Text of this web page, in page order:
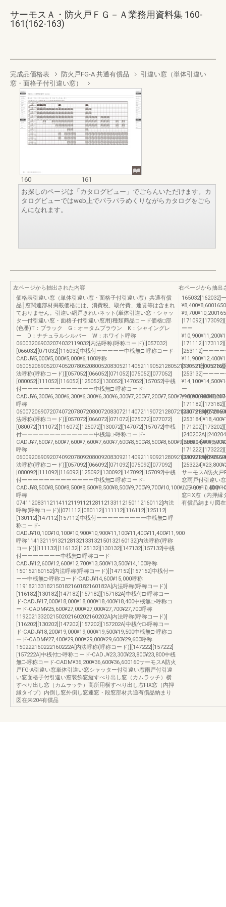
サーモスＡ・防火戸ＦＧ－Ａ業務用資料集 160-
161(162-163)
完成品価格表 防火戸FG-A 共通有償品
引違い窓（単体引違い
窓・面格子付引違い窓）
160
161
お探しのページは「カタログビュー」でごらんいただけます。カ
タログビューではweb上でパラパラめくりながらカタログをごら
んになれます。
左ページから抽出された内容
価格表引違い窓（単体引違い窓・面格子付引違い窓）共通有償
品│窓関連部材掲載価格には、消費税、取付費、運賃等は含まれ
ておりません。引違い網戸きれいネット(単体引違い窓・シャッ
ター付引違い窓・面格子付引違い窓用)種類商品コード価格□部
(色番)T：ブラック G：オータムブラウン K：シャイングレ
ー D：ナチュラルシルバー W：ホワイト呼称
060032069032074032119032[内法呼称(呼称コード)][057032]
[066032][071032][116032]中桟付ーーーーー中桟無□-呼称コード-
CADJ¥5,000¥5,000¥5,000¥6,100呼称
法呼称(呼称コード)][057052][066052][071052][075052][077052]
[080052][111052][116052][125052][130052][147052][157052]中桟
付ーーーーーーーーーーーーー中桟無□-呼称コード-
CADJ¥6,300¥6,300¥6,300¥6,300¥6,300¥6,300¥7,200¥7,200¥7,500¥7,900¥7,900¥8,400
呼称
法呼称(呼称コード)][057072][066072][071072][075072][077072]
[080072][111072][116072][125072][130072][147072][157072]中桟
付ーーーーーーーーーーーーー中桟無□-呼称コード-
CADJ¥7,600¥7,600¥7,600¥7,600¥7,600¥7,600¥8,500¥8,500¥8,600¥9,500¥9,500¥9,700
呼称
法呼称(呼称コード)][057092][066092][071092][075092][077092]
[080092][111092][116092][125092][130092][147092][157092]中桟
付ーーーーーーーーーーーーー中桟無□-呼称コード-
呼称
074112083112114112119112128112133112150112160112[内法
呼称(呼称コード)][071112][080112][111112][116112][125112]
[130112][147112][157112]中桟付ーーーーーーーーー中桟無□-呼
称コード-
CADJ¥10,100¥10,100¥10,900¥10,900¥11,100¥11,400¥11,400¥11,900
呼称114132119132128132133132150132160132[内法呼称(呼称
コード)][111132][116132][125132][130132][147132][157132]中桟
付ーーーーーーー中桟無□-呼称コード-
CADJ¥12,600¥12,600¥12,700¥13,500¥13,500¥14,100呼称
150152160152[内法呼称(呼称コード)][147152][157152]中桟付ー
ーー中桟無□-呼称コード-CADJ¥14,600¥15,000呼称
119182133182150182160182160182A[内法呼称(呼称コード)]
[116182][130182][147182][157182][157182A]中桟付□-呼称コー
ド-CADJ¥17,000¥18,000¥18,000¥18,400¥18,400中桟無□-呼称コ
ード-CADM¥25,600¥27,000¥27,000¥27,700¥27,700呼称
119202133202150202160202160202A[内法呼称(呼称コード)]
[116202][130202][147202][157202][157202A]中桟付□-呼称コー
ド-CADJ¥18,200¥19,000¥19,000¥19,500¥19,500中桟無□-呼称コ
ード-CADM¥27,400¥29,000¥29,000¥29,600¥29,600呼称
150222160222160222A[内法呼称(呼称コード)][147222][157222]
[157222A]中桟付□-呼称コード-CADJ¥23,300¥23,800¥23,800中桟
無□-呼称コード-CADM¥36,200¥36,600¥36,600160サーモスA防火
戸FG-A引違い窓単体引違い窓シャッター付引違い窓雨戸付引違
い窓面格子付引違い窓装飾窓縦すべり出し窓（カムラッチ）横
すべり出し窓（カムラッチ）高所用横すべり出し窓FIX窓（内押
縁タイプ）内倒し窓外倒し窓連窓・段窓部材共通有償品納まり
図在来204有償品
右ページから抽出
165032[162032]
ーー
[253112]ーーー
[253132]ーーー
ー
サーモスA防火戸
窓雨戸付引違い
ムラッチ）横す
窓FIX窓（内押縁
有償品納まり図